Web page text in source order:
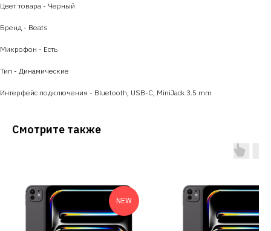
Цвет товара - Черный
Бренд - Beats
Микрофон - Есть
Тип - Динамические
Интерфейс подключения - Bluetooth, USB-C, MiniJack 3.5 mm
Смотрите также
NEW